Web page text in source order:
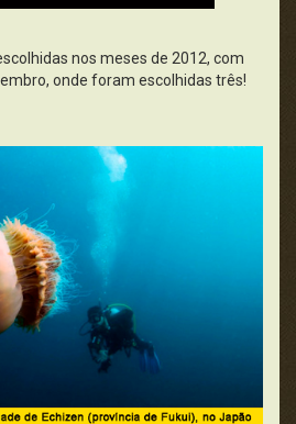
nos meses de 2012, com
onde foram escolhidas três!